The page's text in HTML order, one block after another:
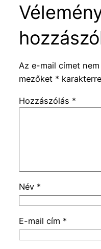
Az e-mail címet
mezőket *
Hozzászólás *
Név *
E-mail cím *